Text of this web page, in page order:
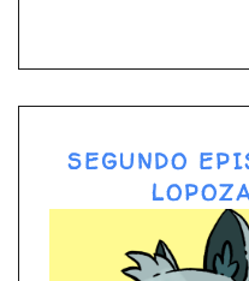
SEGUNDO